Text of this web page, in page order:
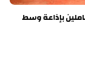
العاملين بإذاعة وسط